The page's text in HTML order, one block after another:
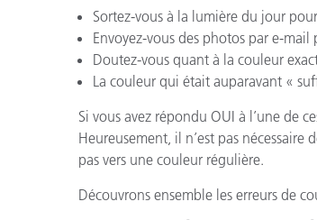
Sortez-vous à la lumière du jour
Envoyez-vous des photos par e-
Doutez-vous quant à la couleur
La couleur qui était auparavant «
Si vous avez répondu OUI à l’une de
Heureusement, il n’est pas
pas vers une couleur régulière.
Découvrons ensemble les erreurs de